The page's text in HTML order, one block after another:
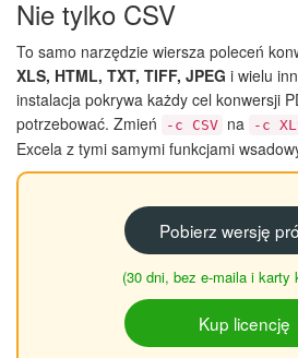
Nie tylko CSV
To samo narzędzie wiersza poleceń
XLS, HTML, TXT, TIFF, JPEG i wielu
instalacja pokrywa każdy cel konwersji
potrzebować. Zmień
-c CSV na -c
Excela z tymi samymi funkcjami
Pobierz wersję
(30 dni, bez e-maila i karty
Kup licencję